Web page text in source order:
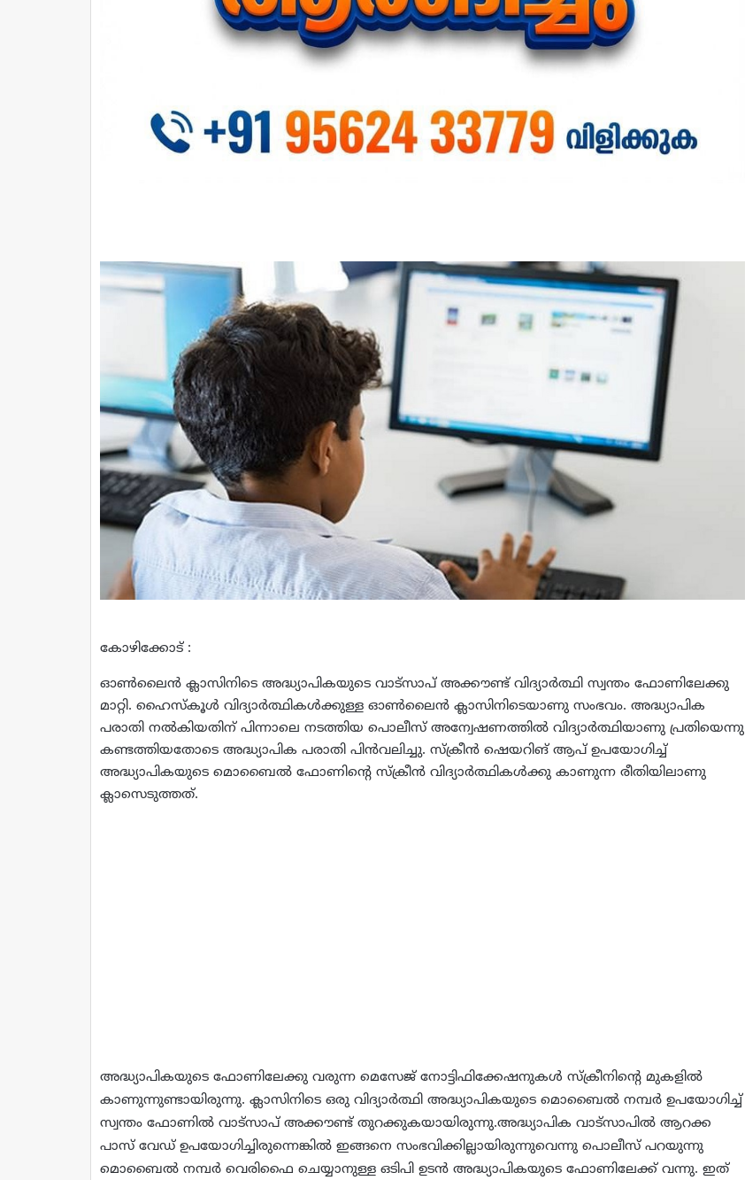
കോഴിക്കോട് :
ഓണ്‍ലൈന്‍ ക്ലാസിനിടെ അദ്ധ്യാപികയുടെ വാട്‌സാപ് അക്കൗണ്ട് വിദ്യാര്‍ത്ഥി സ്വന്തം ഫോണിലേക്കു
മാറ്റി. ഹൈസ്‌കൂള്‍ വിദ്യാര്‍ത്ഥികള്‍ക്കുള്ള ഓണ്‍ലൈന്‍ ക്ലാസിനിടെയാണു സംഭവം. അദ്ധ്യാപിക
പരാതി നല്‍കിയതിന് പിന്നാലെ നടത്തിയ പൊലീസ് അന്വേഷണത്തില്‍ വിദ്യാര്‍ത്ഥിയാണു പ്രതിയെന്നു
കണ്ടത്തിയതോടെ അദ്ധ്യാപിക പരാതി പിന്‍വലിച്ചു. സ്‌ക്രീന്‍ ഷെയറിങ് ആപ് ഉപയോഗിച്ച്‌
അദ്ധ്യാപികയുടെ മൊബൈല്‍ ഫോണിന്റെ സ്‌ക്രീന്‍ വിദ്യാര്‍ത്ഥികള്‍ക്കു കാണുന്ന രീതിയിലാണു
ക്ലാസെടുത്തത്.
അദ്ധ്യാപികയുടെ ഫോണിലേക്കു വരുന്ന മെസേജ് നോട്ടിഫിക്കേഷനുകള്‍ സ്‌ക്രീനിന്റെ മുകളില്‍
കാണുന്നുണ്ടായിരുന്നു. ക്ലാസിനിടെ ഒരു വിദ്യാര്‍ത്ഥി അദ്ധ്യാപികയുടെ മൊബൈല്‍ നമ്പര്‍ ഉപയോഗിച്ച്‌
സ്വന്തം ഫോണില്‍ വാട്‌സാപ് അക്കൗണ്ട് തുറക്കുകയായിരുന്നു.അദ്ധ്യാപിക വാട്‌സാപില്‍ ആറക്ക
പാസ് വേഡ് ഉപയോഗിച്ചിരുന്നെങ്കില്‍ ഇങ്ങനെ സംഭവിക്കില്ലായിരുന്നുവെന്നു പൊലീസ് പറയുന്നു
മൊബൈല്‍ നമ്പര്‍ വെരിഫൈ ചെയ്യാനുള്ള ഒടിപി ഉടന്‍ അദ്ധ്യാപികയുടെ ഫോണിലേക്ക് വന്നു. ഇത്